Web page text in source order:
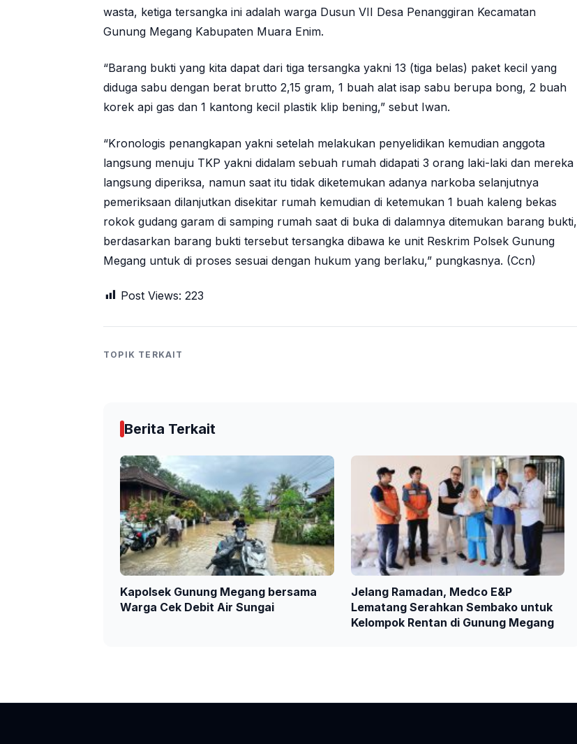
wasta, ketiga tersangka ini adalah warga Dusun VII Desa Penanggiran Kecamatan
Gunung Megang Kabupaten Muara Enim.
“Barang bukti yang kita dapat dari tiga tersangka yakni 13 (tiga belas) paket kecil yang
diduga sabu dengan berat brutto 2,15 gram, 1 buah alat isap sabu berupa bong, 2 buah
korek api gas dan 1 kantong kecil plastik klip bening,” sebut Iwan.
“Kronologis penangkapan yakni setelah melakukan penyelidikan kemudian anggota
langsung menuju TKP yakni didalam sebuah rumah didapati 3 orang laki-laki dan mereka
langsung diperiksa, namun saat itu tidak diketemukan adanya narkoba selanjutnya
pemeriksaan dilanjutkan disekitar rumah kemudian di ketemukan 1 buah kaleng bekas
rokok gudang garam di samping rumah saat di buka di dalamnya ditemukan barang bukti,
berdasarkan barang bukti tersebut tersangka dibawa ke unit Reskrim Polsek Gunung
Megang untuk di proses sesuai dengan hukum yang berlaku,” pungkasnya. (Ccn)
Post Views: 223
TOPIK TERKAIT
Berita Terkait
Kapolsek Gunung Megang bersama
Warga Cek Debit Air Sungai
Jelang Ramadan, Medco E&P
Lematang Serahkan Sembako untuk
Kelompok Rentan di Gunung Megang